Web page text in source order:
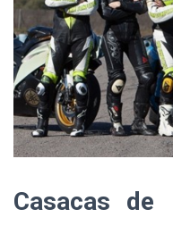
Casacas de